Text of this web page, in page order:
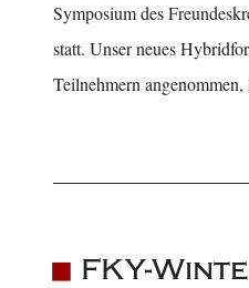
Symposium des
statt. Unser neues
Teilnehmern
FKY-